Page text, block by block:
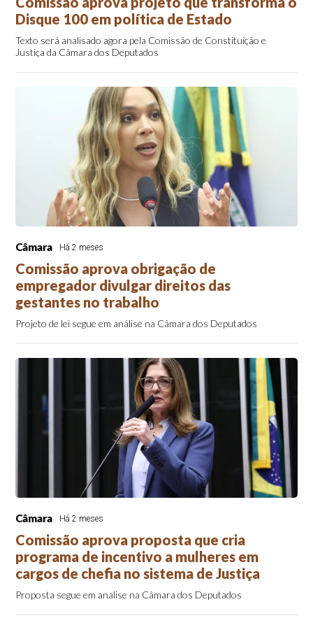
Disque 100 em política de Estado
Texto será analisado agora pela Comissão de Constituição e
Justiça da Câmara dos Deputados
Câmara Há 2 meses
Comissão aprova obrigação de
empregador divulgar direitos das
gestantes no trabalho
Projeto de lei segue em análise na Câmara dos Deputados
Câmara Há 2 meses
Comissão aprova proposta que cria
programa de incentivo a mulheres em
cargos de chefia no sistema de Justiça
Proposta segue em analise na Câmara dos Deputados